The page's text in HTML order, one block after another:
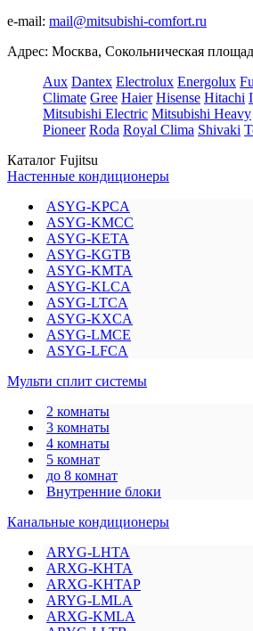
e-mail: mail@mitsubishi-comfort.ru
Адрес: Москва, Сокольническая
Aux Dantex Electrolux Energolux
Climate Gree Haier Hisense Hitachi
Mitsubishi Electric Mitsubishi Heavy
Pioneer Roda Royal Clima Shivaki
Каталог Fujitsu
Настенные кондиционеры
ASYG-KPCA
ASYG-KMCC
ASYG-KETA
ASYG-KGTB
ASYG-KMTA
ASYG-KLCA
ASYG-LTCA
ASYG-KXCA
ASYG-LMCE
ASYG-LFCA
Мульти сплит системы
2 комнаты
3 комнаты
4 комнаты
5 комнат
до 8 комнат
Внутренние блоки
Канальные кондиционеры
ARYG-LHTA
ARXG-KHTA
ARXG-KHTAP
ARYG-LMLA
ARXG-KMLA